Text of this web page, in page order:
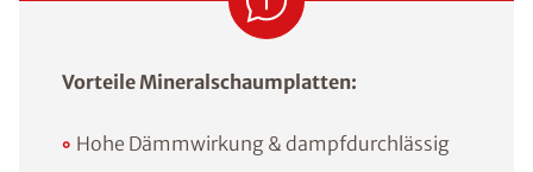
Vorteile Mineralschaumplatten:
Hohe Dämmwirkung & dampfdurchlässig